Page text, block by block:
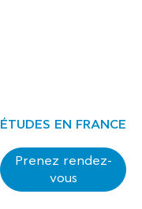
ÉTUDES EN FRANCE
Prenez rendez-
vous